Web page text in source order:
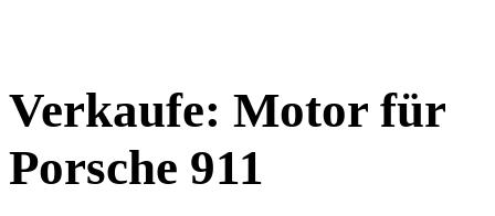
Verkaufe: Motor für
Porsche 911